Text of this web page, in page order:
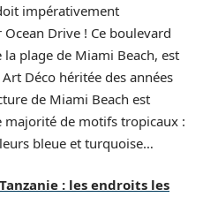
impérativement
Drive ! Ce boulevard
plage de Miami Beach, est
Déco héritée des années
de Miami Beach est
majorité de motifs tropicaux :
bleue et turquoise…
: les endroits les